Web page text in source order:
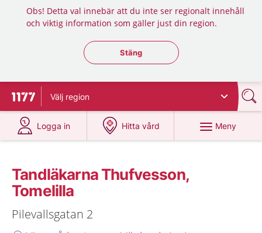
Obs! Detta val innebär att du inte ser regionalt innehåll
och viktig information som gäller just din region.
Stäng regionsväljaren
Stäng
Till startsidan för 1177
Välj region
Logga in
på 1177.se
Hitta vård
på 1177.se
Meny
Tandläkarna Thufvesson,
Tomelilla
Pilevallsgatan 2